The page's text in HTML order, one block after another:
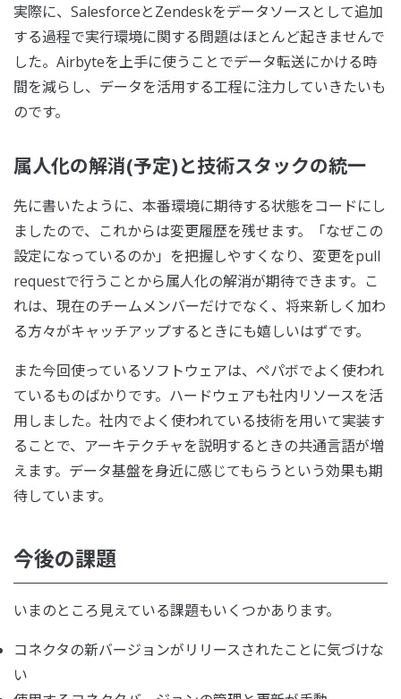
実際に、SalesforceとZendeskをデータソースとして追加
する過程で実行環境に関する問題はほとんど起きませんで
した。Airbyteを上手に使うことでデータ転送にかける時
間を減らし、データを活用する工程に注力していきたいも
のです。
属人化の解消(予定)と技術スタックの統一
先に書いたように、本番環境に期待する状態をコードにし
ましたので、これからは変更履歴を残せます。「なぜこの
設定になっているのか」を把握しやすくなり、変更をpull
requestで行うことから属人化の解消が期待できます。こ
れは、現在のチームメンバーだけでなく、将来新しく加わ
る方々がキャッチアップするときにも嬉しいはずです。
また今回使っているソフトウェアは、ペパボでよく使われ
ているものばかりです。ハードウェアも社内リソースを活
用しました。社内でよく使われている技術を用いて実装す
ることで、アーキテクチャを説明するときの共通言語が増
えます。データ基盤を身近に感じてもらうという効果も期
待しています。
今後の課題
いまのところ見えている課題もいくつかあります。
コネクタの新バージョンがリリースされたことに気づけな
い